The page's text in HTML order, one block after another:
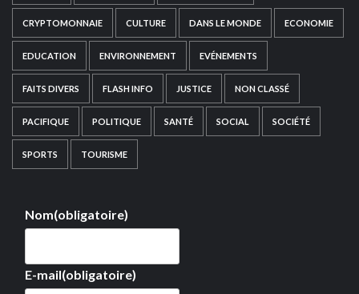
CRYPTOMONNAIE CULTURE DANS LE MONDE ECONOMIE
EDUCATION ENVIRONNEMENT EVÉNEMENTS
FAITS DIVERS FLASH INFO JUSTICE NON CLASSÉ
PACIFIQUE POLITIQUE SANTÉ SOCIAL SOCIÉTÉ
SPORTS TOURISME
Nom(obligatoire)
E-mail(obligatoire)